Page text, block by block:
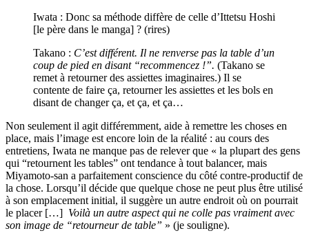
Iwata : Donc sa méthode diffère de celle d’Ittetsu Hoshi
[le père dans le manga] ? (rires)
Takano : C’est différent. Il ne renverse pas la table d’un
coup de pied en disant “recommencez !”. (Takano se
remet à retourner des assiettes imaginaires.) Il se
contente de faire ça, retourner les assiettes et les bols en
disant de changer ça, et ça, et ça…
Non seulement il agit différemment, aide à remettre les choses en
place, mais l’image est encore loin de la réalité : au cours des
entretiens, Iwata ne manque pas de relever que « la plupart des gens
qui “retournent les tables” ont tendance à tout balancer, mais
Miyamoto-san a parfaitement conscience du côté contre-productif de
la chose. Lorsqu’il décide que quelque chose ne peut plus être utilisé
à son emplacement initial, il suggère un autre endroit où on pourrait
le placer […] Voilà un autre aspect qui ne colle pas vraiment avec
son image de “retourneur de table” » (je souligne).